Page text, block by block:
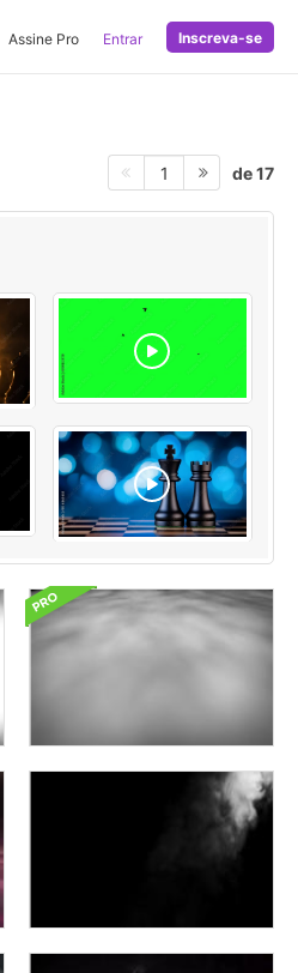
Assine Pro Entrar Inscreva-se
1 de 17